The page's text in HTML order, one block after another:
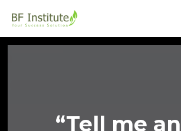
ke
“Tell me